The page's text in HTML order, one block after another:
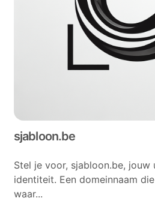
sjabloon.be
Stel je voor, sjabloon.be, jouw
identiteit. Een domeinnaam
waar...